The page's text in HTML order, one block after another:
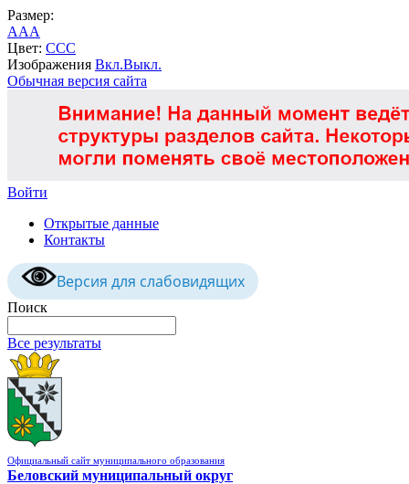
Размер:
AAA
Цвет: CCC
Изображения Вкл.Выкл.
Обычная версия сайта
Войти
Открытые данные
Контакты
Версия для слабовидящих
Поиск
Все результаты
Официальный сайт муниципального образования
Беловский муниципальный округ